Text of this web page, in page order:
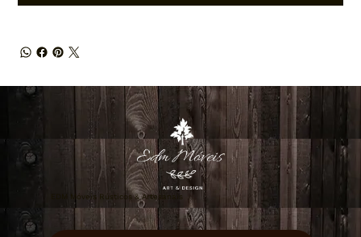
EDM Móveis Rústicos & Artesanais